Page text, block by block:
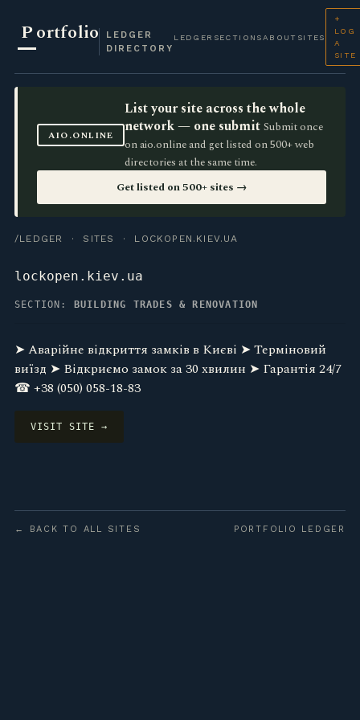
Portfolio
LEDGER
DIRECTORY
LEDGER SECTIONS ABOUT SITES
+
LOG
A
SITE
AIO.ONLINE
List your site across the whole
network — one submit Submit once
on aio.online and get listed on 500+ web
directories at the same time.
Get listed on 500+ sites →
/LEDGER · SITES · LOCKOPEN.KIEV.UA
lockopen.kiev.ua
SECTION: BUILDING TRADES & RENOVATION
➤ Аварійне відкриття замків в Києві ➤ Терміновий
виїзд ➤ Відкриємо замок за 30 хвилин ➤ Гарантія 24/7
☎ +38 (050) 058-18-83
VISIT SITE →
← BACK TO ALL SITES PORTFOLIO LEDGER